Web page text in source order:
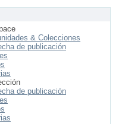
& Colecciones
de publicación
de publicación